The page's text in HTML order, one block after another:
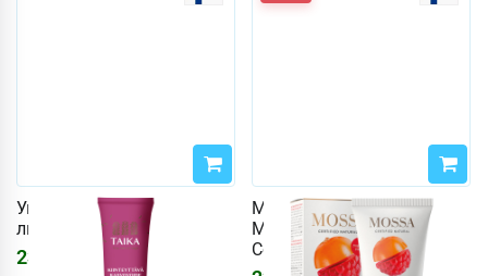
Укрепляющий крем для
лица Taika 50 мл
2335
Маска / Ночной крем
Mossa 60 мл Vitamin
Cocktail